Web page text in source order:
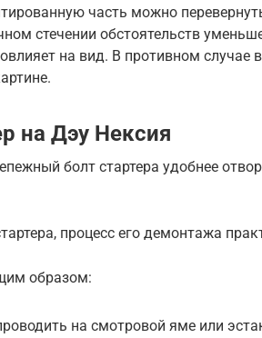
часть можно
стечении обстоятельств
на вид. В противном случае
на Дэу Нексия
болт стартера удобнее
процесс его демонтажа
образом:
на смотровой яме или